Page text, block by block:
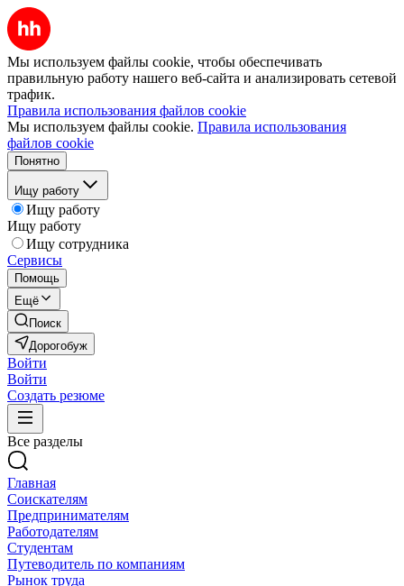
Мы используем файлы cookie, чтобы обеспечивать
правильную работу нашего веб-сайта и анализировать сетевой
трафик.
Правила использования файлов cookie
Мы используем файлы cookie. Правила использования
файлов cookie
Понятно
Ищу работу
Ищу работу
Ищу работу
Ищу сотрудника
Сервисы
Помощь
Ещё
Поиск
Дорогобуж
Войти
Войти
Создать резюме
Все разделы
Главная
Соискателям
Предпринимателям
Работодателям
Студентам
Путеводитель по компаниям
Рынок труда